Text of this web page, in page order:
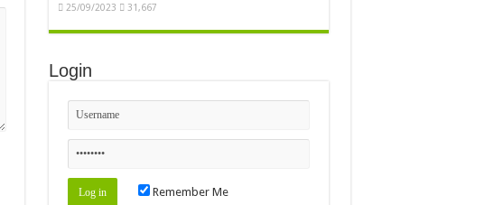
25/09/2023 31,667
Login
Remember Me